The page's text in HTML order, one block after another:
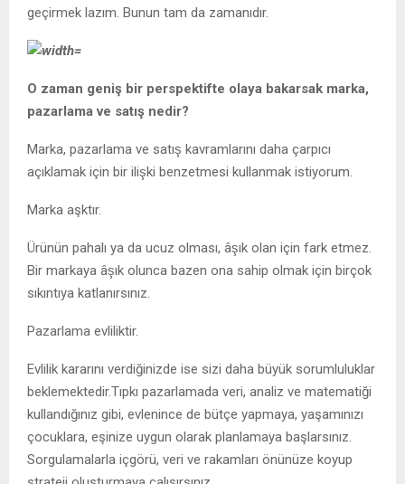
geçirmek lazım. Bunun tam da zamanıdır.
O zaman geniş bir perspektifte olaya bakarsak marka,
pazarlama ve satış nedir?
Marka, pazarlama ve satış kavramlarını daha çarpıcı
açıklamak için bir ilişki benzetmesi kullanmak istiyorum.
Marka aşktır.
Ürünün pahalı ya da ucuz olması, âşık olan için fark etmez.
Bir markaya âşık olunca bazen ona sahip olmak için birçok
sıkıntıya katlanırsınız.
Pazarlama evliliktir.
Evlilik kararını verdiğinizde ise sizi daha büyük sorumluluklar
beklemektedir.Tıpkı pazarlamada veri, analiz ve matematiği
kullandığınız gibi, evlenince de bütçe yapmaya, yaşamınızı
çocuklara, eşinize uygun olarak planlamaya başlarsınız.
Sorgulamalarla içgörü, veri ve rakamları önünüze koyup